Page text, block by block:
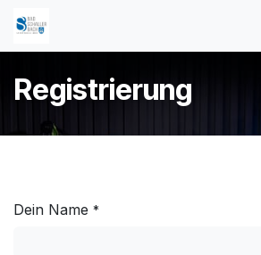
Registrierung
Dein Name *